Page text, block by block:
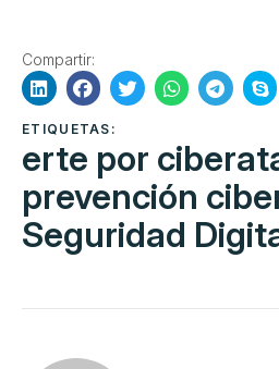
Compartir:
ETIQUETAS:
erte por
prevención
Seguridad